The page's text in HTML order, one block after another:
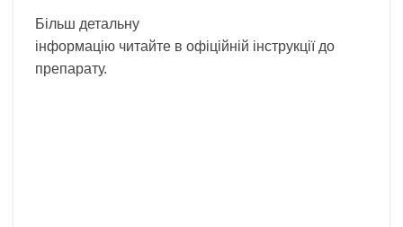
Більш детальну
інформацію читайте в офіційній інструкції до
препарату.